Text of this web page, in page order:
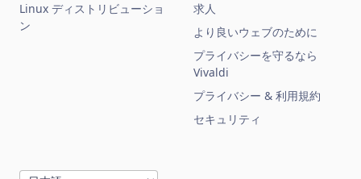
Linux ディストリビューショ
ン
求人
より良いウェブのために
プライバシーを守るなら
Vivaldi
プライバシー & 利用規約
セキュリティ